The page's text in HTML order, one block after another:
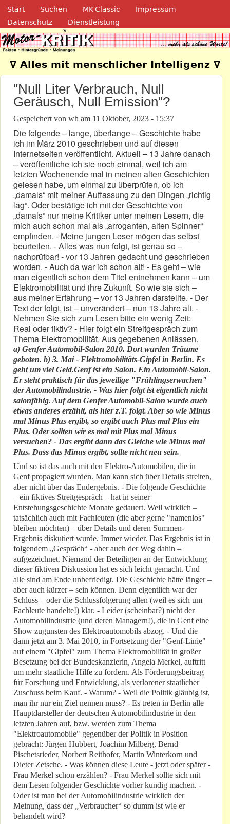
Direkt zum Inhalt
Navigation
Start Suchen MK-Classic
Impressum
Datenschutz
Dienstleistung
Motor-Kritik.de
∇ Alles mit menschlicher Intelligenz ∇
"Null Liter Verbrauch, Null
Geräusch, Null Emission"?
Gespeichert von wh am 11 Oktober, 2023 - 15:37
Die folgende – lange, überlange – Geschichte habe
ich im März 2010 geschrieben und auf diesen
Internetseiten veröffentlicht. Aktuell – 13 Jahre danach
– veröffentliche ich sie noch einmal, weil ich am
letzten Wochenende mal in meinen alten Geschichten
gelesen habe, um einmal zu überprüfen, ob ich
„damals“ mit meiner Auffassung zu den Dingen „richtig
lag“. Oder bestätige ich mit der Geschichte von
„damals“ nur meine Kritiker unter meinen Lesern, die
mich auch schon mal als „arroganten, alten Spinner“
empfinden. - Meine jungen Leser mögen das selbst
beurteilen. - Alles was nun folgt, ist genau so –
nachprüfbar! - vor 13 Jahren gedacht und geschrieben
worden. - Auch da war ich schon alt! - Es geht – wie
man eigentlich schon dem Titel entnehmen kann – um
Elektromobilität und ihre Zukunft. So wie sie sich –
aus meiner Erfahrung – vor 13 Jahren darstellte. - Der
Text der folgt, ist – unverändert – nun 13 Jahre alt. -
Nehmen Sie sich zum Lesen bitte ein wenig Zeit:
Real oder fiktiv? - Hier folgt ein Streitgespräch zum
Thema Elektromobilität. Aus gegebenen Anlässen.
a) Genfer Automobil-Salon 2010. Dort wurden Träume
geboten. b) 3. Mai - Elektromobilitäts-Gipfel in Berlin. Es
geht um viel Geld.Genf ist ein Salon. Ein Automobil-Salon.
Er steht praktisch für das jeweilige "Frühlingserwachen"
der Automobilindustrie. - Was hier folgt ist eigentlich nicht
salonfähig. Auf dem Genfer Automobil-Salon wurde auch
etwas anderes erzählt, als hier z.T. folgt. Aber so wie Minus
mal Minus Plus ergibt, so ergibt auch Plus mal Plus ein
Plus. Oder sollten wir es mal mit Plus mal Minus
versuchen? - Das ergibt dann das Gleiche wie Minus mal
Plus. Dass das Minus ergibt, sollte nicht neu sein.
Und so ist das auch mit den Elektro-Automobilen, die in
Genf propagiert wurden. Man kann sich über Details streiten,
aber nicht über das Endergebnis. - Die folgende Geschichte
– ein fiktives Streitgespräch – hat in seiner
Entstehungsgeschichte Monate gedauert. Weil wirklich –
tatsächlich auch mit Fachleuten (die aber gerne "namenlos"
bleiben möchten) – über Details und deren Summen-
Ergebnis diskutiert wurde. Immer wieder. Das Ergebnis ist in
folgendem „Gespräch“ - aber auch der Weg dahin –
aufgezeichnet. Niemand der Beteiligten an der Entwicklung
dieser fiktiven Diskussion hat es sich leicht gemacht. Und
alle sind am Ende unbefriedigt. Die Geschichte hätte länger –
aber auch kürzer – sein können. Denn eigentlich war der
Schluss – oder die Schlussfolgerung allen (weil es sich um
Fachleute handelte!) klar. - Leider (scheinbar?) nicht der
Automobilindustrie (und deren Managern!), die in Genf eine
Show zugunsten des Elektroautomobils abzog. - Und die
dann jetzt am 3. Mai 2010, in Fortsetzung der "Genf-Linie"
auf einem "Gipfel" zum Thema Elektromobilität in großer
Besetzung bei der Bundeskanzlerin, Angela Merkel, auftritt
um mehr staatliche Hilfe zu fordern. Als Förderungsbeitrag
für Forschung und Entwicklung, als verlorener staatlicher
Zuschuss beim Kauf. - Warum? - Weil die Politik gläubig ist,
man ihr nur ein Ziel nennen muss? - Es treten in Berlin alle
Hauptdarsteller der deutschen Automobilindustrie in den
letzten Jahren auf, bzw. werden zum Thema
"Elektroautomobile" gegenüber der Politik in Position
gebracht: Jürgen Hubbert, Joachim Milberg, Bernd
Pischetsrieder, Norbert Reithofer, Martin Winterkorn und
Dieter Zetsche. - Was können diese Leute - jetzt oder später -
Frau Merkel schon erzählen? - Frau Merkel sollte sich mit
dem Lesen folgender Geschichte vorher kundig machen. -
Oder ist man bei der Automobilindustrie wirklich der
Meinung, dass der „Verbraucher“ so dumm ist wie er
behandelt wird?